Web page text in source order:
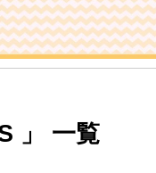
」 一覧